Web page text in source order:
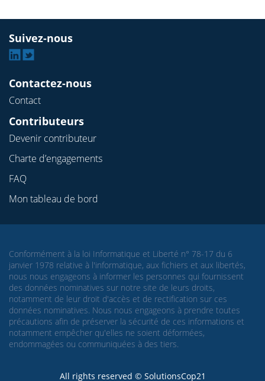
Suivez-nous
Linkedin
Contactez-nous
Contact
Contributeurs
Devenir contributeur
Charte d’engagements
FAQ
Mon tableau de bord
Conformément à la loi Informatique et Liberté n° 78-17 du 6
janvier 1978 relative à l'informatique, aux fichiers et aux libertés,
nous nous engageons à informer les personnes qui fournissent
des données nominatives sur notre site de leurs droits,
notamment de leur droit d'accès et de rectification sur ces
données nominatives. Nous nous engageons à prendre toutes
précautions afin de préserver la sécurité de ces informations et
notamment empêcher qu'elles ne soient déformées,
endommagées ou communiquées à des tiers.
All rights reserved © SolutionsCop21